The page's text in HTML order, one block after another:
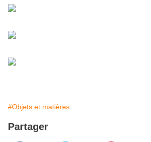
#Objets et matières
Partager